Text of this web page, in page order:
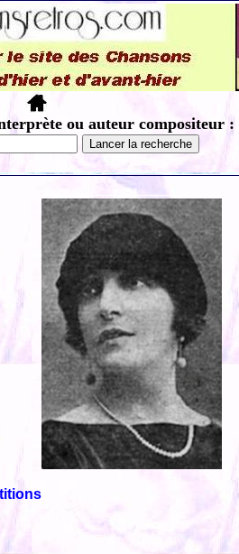
ou auteur compositeur :